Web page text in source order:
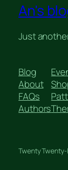
An's
Just
Blog
About
FAQs
Authors
Twenty Twenty-